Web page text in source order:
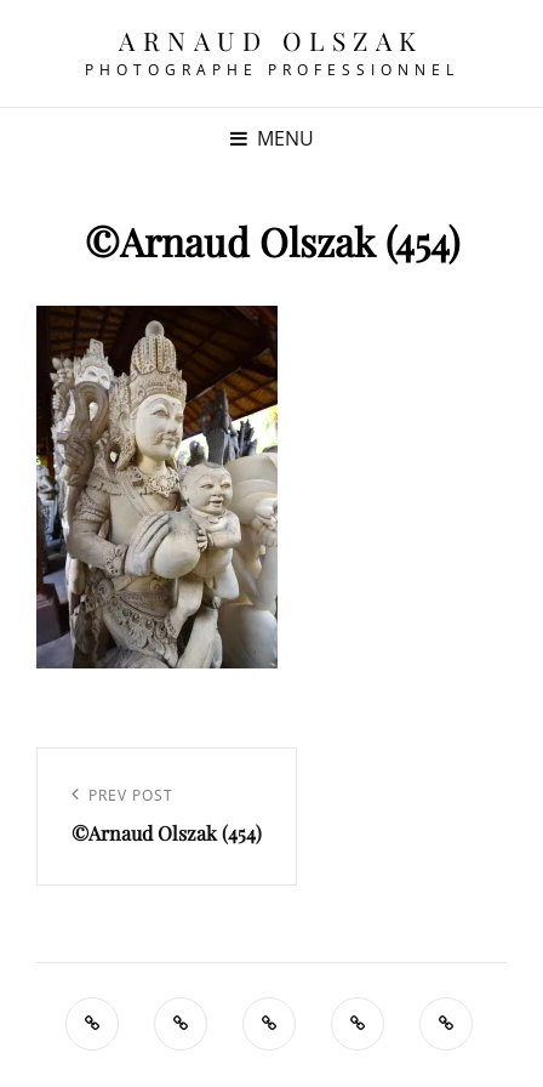
ARNAUD OLSZAK
PHOTOGRAPHE PROFESSIONNEL
MENU
©Arnaud Olszak (454)
l’article
Previous
Post
PREV POST
©Arnaud Olszak (454)